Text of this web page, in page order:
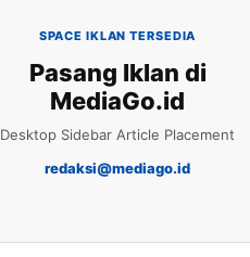
SPACE IKLAN TERSEDIA
Pasang Iklan di
MediaGo.id
Desktop Sidebar Article Placement
redaksi@mediago.id